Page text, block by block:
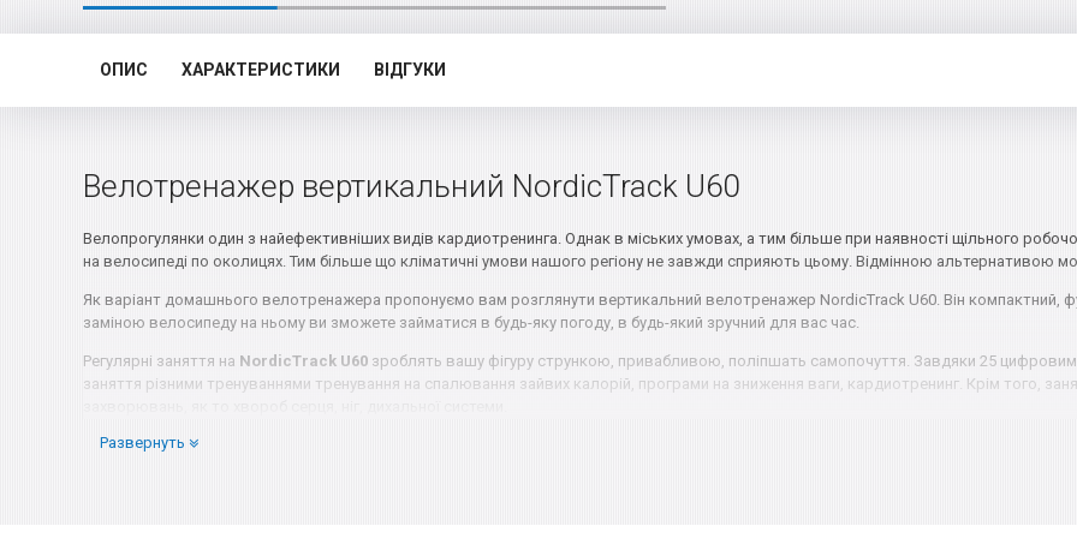
ОПИС ХАРАКТЕРИСТИКИ ВІДГУКИ
Велотренажер вертикальний NordicTrack U60
Велопрогулянки один з найефективніших видів кардиотренинга. Однак в міських умовах, а тим більше при наявності щільного
на велосипеді по околицях. Тим більше що кліматичні умови нашого регіону не завжди сприяють цьому. Відмінною альтернативою
Як варіант домашнього велотренажера пропонуємо вам розглянути вертикальний велотренажер NordicTrack U60. Він компактний,
заміною велосипеду на ньому ви зможете займатися в будь-яку погоду, в будь-який зручний для вас час.
Регулярні заняття на NordicTrack U60 зроблять вашу фігуру стрункою, привабливою, поліпшать самопочуття. Завдяки 25 цифровим
заняття різними тренуваннями тренування на спалювання зайвих калорій, програми на зниження ваги, кардиотренинг. Крім того,
Так під час їзди навантаження розподіляється на всі м'язи ніг, особливо литкові, чотириглаві м'язи стегон, сідничні м'язи. Щоб
Развернуть